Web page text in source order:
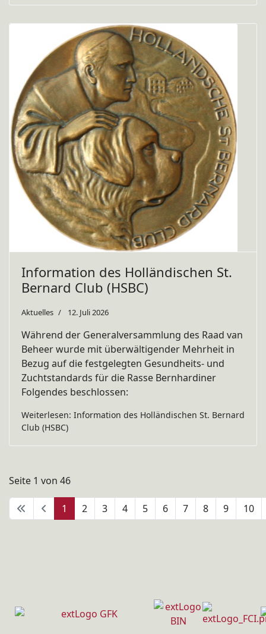
Information des Holländischen St.
Bernard Club (HSBC)
Aktuelles 12. Juli 2026
Während der Generalversammlung des Raad van
Beheer wurde mit überwältigender Mehrheit in
Bezug auf die festgelegten Gesundheits- und
Zuchtstandards für die Rasse Bernhardiner
Folgendes beschlossen:
Weiterlesen: Information des Holländischen St. Bernard
Club (HSBC)
Seite 1 von 46
1 2 3 4 5 6 7 8 9 10